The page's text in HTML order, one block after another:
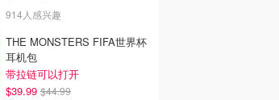
914人感兴趣
THE MONSTERS FIFA世界杯
耳机包
带拉链可以打开
$39.99 $44.99